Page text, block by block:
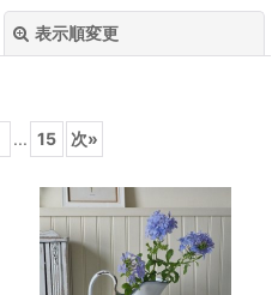
表示順変更
... 15 次»